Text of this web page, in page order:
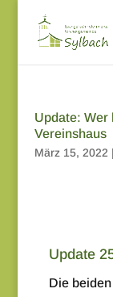
Update: Wer
Vereinshaus
März 15, 2022 |
Update
Die